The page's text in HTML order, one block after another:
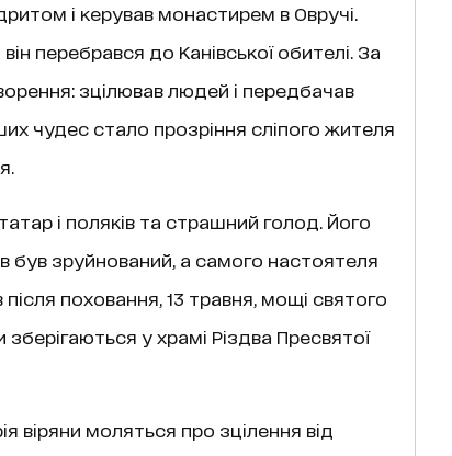
і керував монастирем в Овручі.
перебрався до Канівської обителі. За
зцілював людей і передбачав
чудес стало прозріння сліпого жителя
і поляків та страшний голод. Його
був зруйнований, а самого настоятеля
поховання, 13 травня, мощі святого
у храмі Різдва Пресвятої
віряни моляться про зцілення від